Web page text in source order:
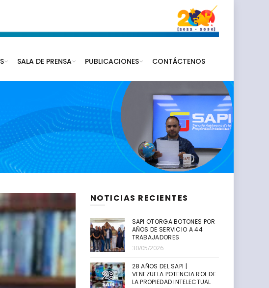
SALA DE PRENSA PUBLICACIONES CONTÁCTENOS
NOTICIAS RECIENTES
SAPI OTORGA BOTONES POR
AÑOS DE SERVICIO A 44
TRABAJADORES
30/05/2026
28 AÑOS DEL SAPI |
VENEZUELA POTENCIA ROL DE
LA PROPIEDAD INTELECTUAL